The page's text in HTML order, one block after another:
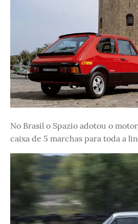
No Brasil o Spazio adotou o
caixa de 5 marchas para toda a